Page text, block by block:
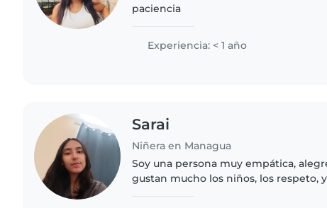
paciencia
Experiencia: < 1 año
Sarai
Niñera en Managua
Soy una persona muy empática,
gustan mucho los niños, los respeto,